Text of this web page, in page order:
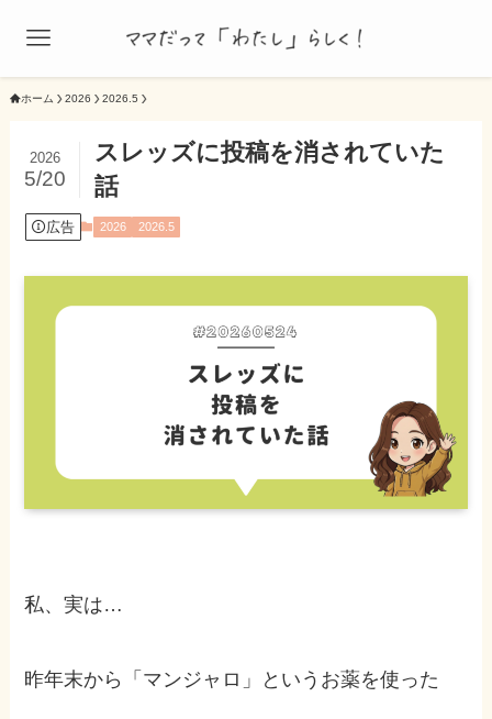
ホーム 2026 2026.5
スレッズに投稿を消されていた
話
2026
5/20
広告 2026 2026.5
私、実は…
昨年末から「マンジャロ」というお薬を使った